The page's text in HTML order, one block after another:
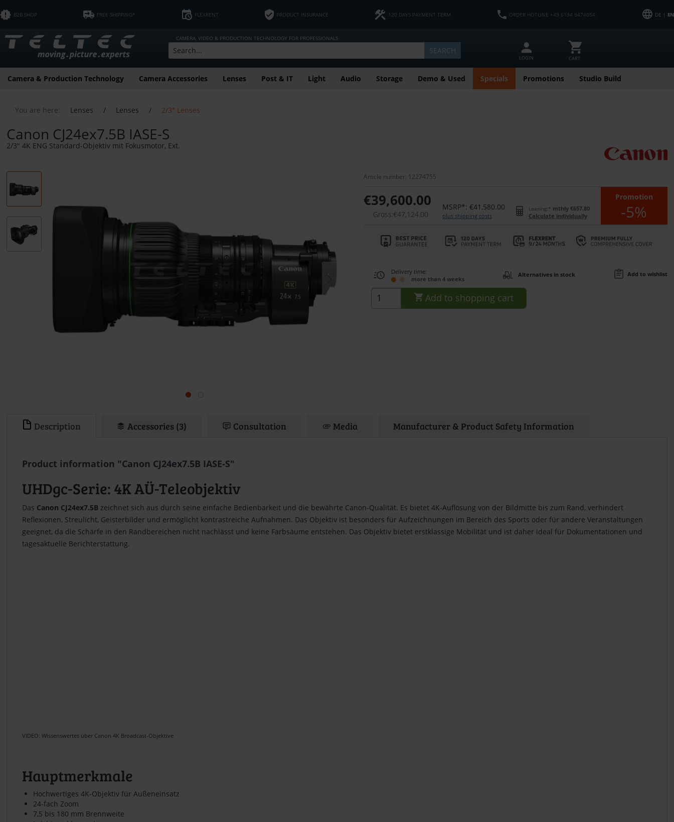
B2B SHOP FREE SHIPPING* FLEXRENT PRODUCT INSURANCE 120 DAYS PAYMENT TERM ORDER HOTLINE +49 6134 9474054 DE | EN
CAMERA, VIDEO & PRODUCTION TECHNOLOGY FOR PROFESSIONALS
SEARCH
LOGIN CART
Camera & Production Technology Camera Accessories Lenses Post & IT Light Audio Storage Demo & Used Specials Promotions Studio Build
You are here: Lenses / Lenses / 2/3" Lenses
Canon CJ24ex7.5B IASE-S
2/3" 4K ENG Standard-Objektiv mit Fokusmotor, Ext.
Article number: 12274755
€39,600.00
Gross:€47,124.00
MSRP*: €41,580.00
plus shipping costs
Promotion
-5%
Leasing:* mthly €657.80
Calculate individually
Delivery time:
more than 4 weeks
Alternatives in stock Add to wishlist
Add to shopping cart
Description Accessories (3) Consultation Media Manufacturer & Product Safety Information
Product information "Canon CJ24ex7.5B IASE-S"
UHDgc-Serie: 4K AÜ-Teleobjektiv
Das Canon CJ24ex7.5B zeichnet sich aus durch seine einfache Bedienbarkeit und die bewährte Canon-Qualität. Es bietet 4K-Auflösung von der Bildmitte bis zum Rand, verhindert
Reflexionen, Streulicht, Geisterbilder und ermöglicht kontrastreiche Aufnahmen. Das Objektiv ist besonders für Aufzeichnungen im Bereich des Sports oder für andere Veranstaltungen
geeignet, da die Schärfe in den Randbereichen nicht nachlässt und keine Farbsäume entstehen. Das Objektiv bietet erstklassige Mobilität und ist daher ideal für Dokumentationen und
tagesaktuelle Berichterstattung.
VIDEO: Wissenswertes über Canon 4K Broadcast-Objektive
Hauptmerkmale
Hochwertiges 4K-Objektiv für Außeneinsatz
24-fach Zoom
7,5 bis 180 mm Brennweite